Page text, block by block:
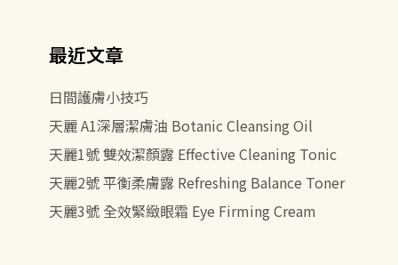
最近文章
日間護膚小技巧
天麗 A1深層潔膚油 Botanic Cleansing Oil
天麗1號 雙效潔顏露 Effective Cleaning Tonic
天麗2號 平衡柔膚露 Refreshing Balance Toner
天麗3號 全效緊緻眼霜 Eye Firming Cream